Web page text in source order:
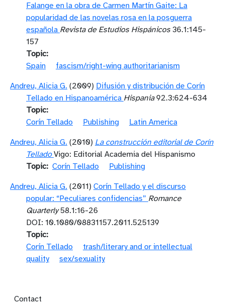
Falange en la obra de Carmen Martín Gaite: La
popularidad de las novelas rosa en la posguerra
española Revista de Estudios Hispánicos36.1:145-
157
Topic
Spain
fascism/right-wing authoritarianism
Andreu, Alicia G. (2009) Difusión y distribución de Corín
Tellado en Hispanoamérica Hispania92.3:624-634
Topic
Corín Tellado
Publishing
Latin America
Andreu, Alicia G. (2010) La construcción editorial de Corín
Tellado Vigo: Editorial Academia del Hispanismo
Topic Corín Tellado
Publishing
Andreu, Alicia G. (2011) Corín Tellado y el discurso
popular: “Peculiares confidencias” Romance
Quarterly58.1:16-26
DOI: 10.1080/08831157.2011.525139
Topic
Corín Tellado
trash/literary and or intellectual
quality
sex/sexuality
Footer menu
Contact